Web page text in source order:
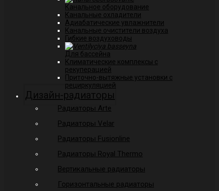
Канальное оборудование
Канальные охладители
Адиабатические увлажнители
Канальные очистители воздуха
Гибкие воздуховоды
Для бассейна
Климатические комплексы с
рекуперацией
Приточно-вытяжные установки с
рециркуляцией
Дизайн-радиаторы
Радиаторы Arte
Радиаторы Velar
Радиаторы Fusionline
Радиаторы Royal Thermo
Вертикальные радиаторы
Горизонтальные радиаторы